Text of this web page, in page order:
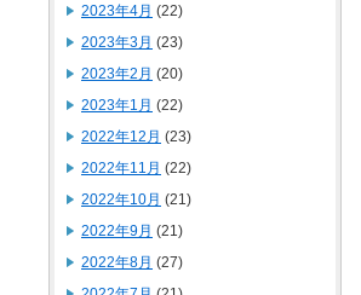
2023年4月 (22)
2023年3月 (23)
2023年2月 (20)
2023年1月 (22)
2022年12月 (23)
2022年11月 (22)
2022年10月 (21)
2022年9月 (21)
2022年8月 (27)